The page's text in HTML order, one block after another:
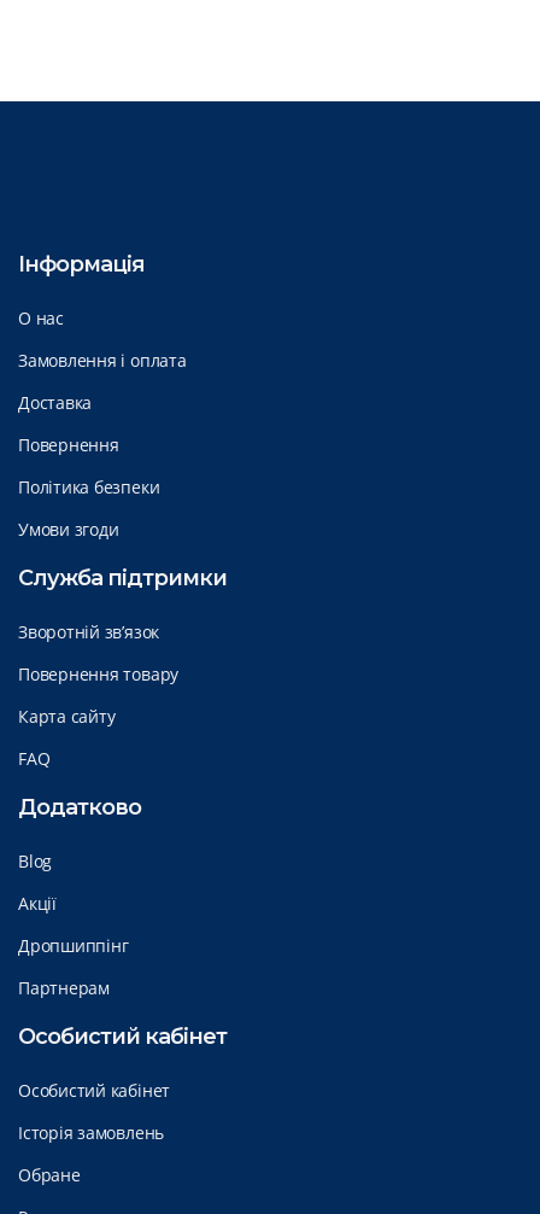
Інформація
О нас
Замовлення і оплата
Доставка
Повернення
Політика безпеки
Умови згоди
Служба підтримки
Зворотній зв’язок
Повернення товару
Карта сайту
FAQ
Додатково
Blog
Акції
Дропшиппінг
Партнерам
Особистий кабінет
Особистий кабінет
Історія замовлень
Обране